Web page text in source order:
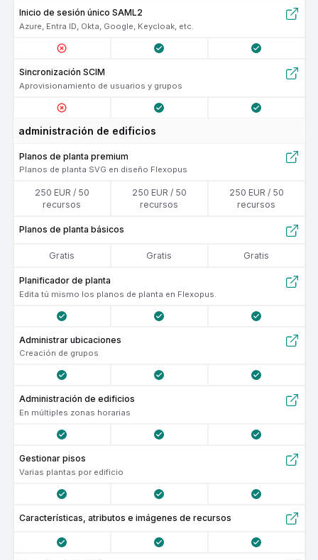
Inicio de sesión único SAML2
Azure, Entra ID, Okta, Google, Keycloak, etc.
Sincronización SCIM
Aprovisionamiento de usuarios y grupos
administración de edificios
Planos de planta premium
Planos de planta SVG en diseño Flexopus
250 EUR / 50
recursos
250 EUR / 50
recursos
250 EUR / 50
recursos
Planos de planta básicos
gratis gratis gratis
Planificador de planta
Edita tú mismo los planos de planta en Flexopus.
Administrar ubicaciones
Creación de grupos
administración de edificios
En múltiples zonas horarias
Gestionar pisos
Varias plantas por edificio
Características, atributos e imágenes de recursos